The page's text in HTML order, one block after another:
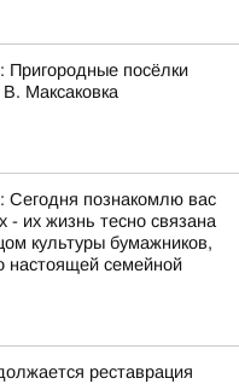
посёлки
Максаковка
познакомлю вас
их жизнь тесно связана
культуры бумажников,
настоящей семейной
реставрация